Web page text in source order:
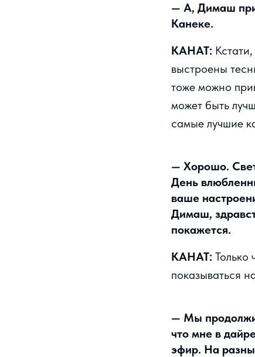
— А, Димаш
Канеке.
КАНАТ:
выстроены
тоже можно
может быть
самые лучшие
— Хорошо.
День
ваше
Димаш,
покажется.
КАНАТ: Только
показываться
— Мы
что мне в
эфир. На